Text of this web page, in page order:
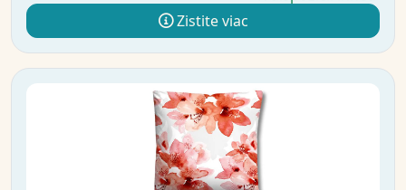
Zistite viac